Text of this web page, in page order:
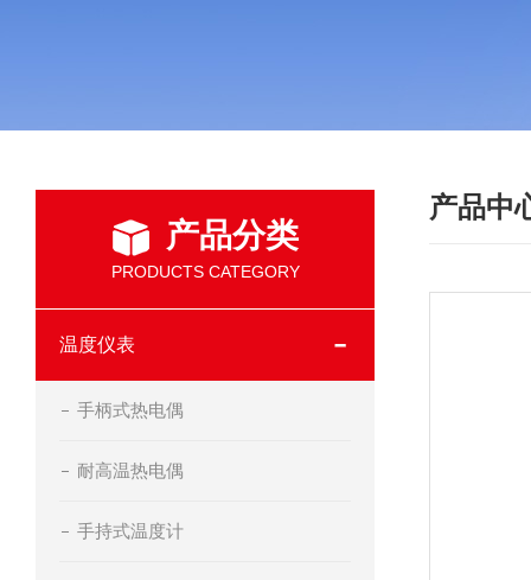
产品分类
PRODUCTS CATEGORY
温度仪表
手柄式热电偶
耐高温热电偶
手持式温度计
产品中